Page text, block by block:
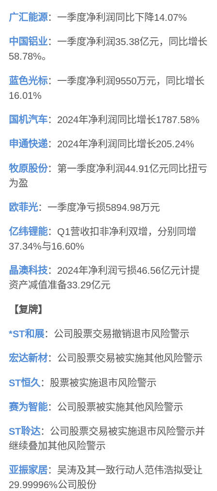
广汇能源：一季度净利润同比下降14.07%
中国铝业：一季度净利润35.38亿元，同比增长
58.78%。
蓝色光标：一季度净利润9550万元，同比增长
16.01%
国机汽车：2024年净利润同比增长1787.58%
申通快递：2024年净利润同比增长205.24%
牧原股份：第一季度净利润44.91亿元同比扭亏
为盈
欧菲光：一季度净亏损5894.98万元
亿纬锂能：Q1营收扣非净利双增，分别同增
37.34%与16.60%
晶澳科技：2024年净利润亏损46.56亿元计提
资产减值准备33.29亿元
【复牌】
*ST和展：公司股票交易撤销退市风险警示
宏达新材：公司股票交易被实施其他风险警示
ST恒久：股票被实施退市风险警示
赛为智能：公司股票被实施其他风险警示
ST聆达：公司股票交易被实施退市风险警示并
继续叠加其他风险警示
亚振家居：吴涛及其一致行动人范伟浩拟受让
29.99996%公司股份